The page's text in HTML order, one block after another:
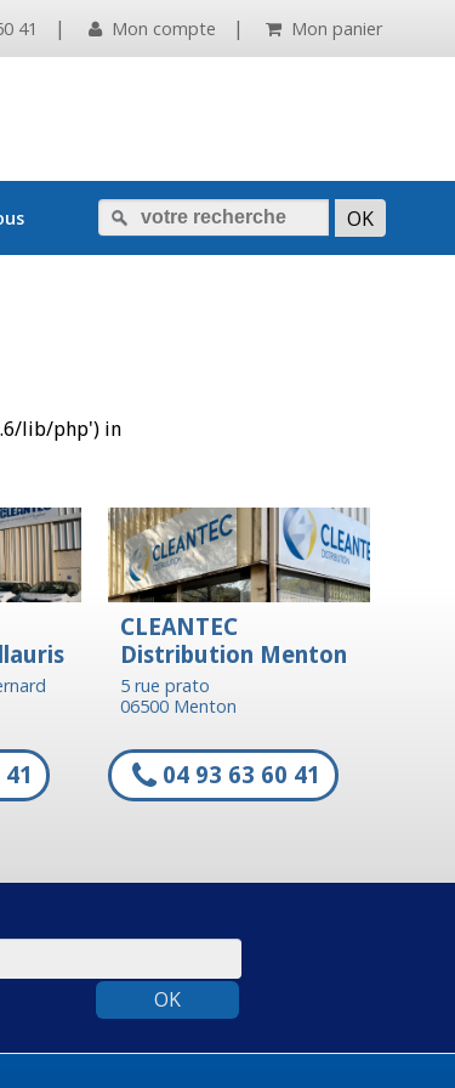
41 | Mon compte | Mon panier
lib/php') in
CLEANTEC
Distribution Menton
5 rue prato
06500 Menton
04 93 63 60 41
OK